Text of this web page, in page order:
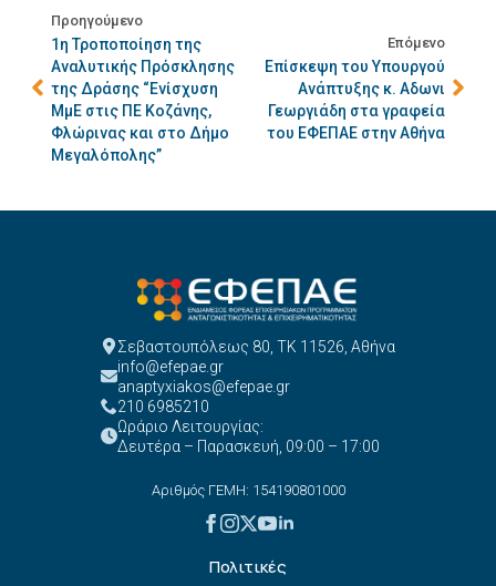
Προηγούμενο
1η Τροποποίηση της
Αναλυτικής Πρόσκλησης
της Δράσης “Ενίσχυση
ΜμΕ στις ΠΕ Κοζάνης,
Φλώρινας και στο Δήμο
Μεγαλόπολης”
Επόμενο
Επίσκεψη του Υπουργού
Ανάπτυξης κ. Αδωνι
Γεωργιάδη στα γραφεία
του ΕΦΕΠΑΕ στην Αθήνα
Σεβαστουπόλεως 80, ΤΚ 11526, Αθήνα
info@efepae.gr
anaptyxiakos@efepae.gr
210 6985210
Ωράριο Λειτουργίας:
Δευτέρα – Παρασκευή, 09:00 – 17:00
Αριθμός ΓΕΜΗ: 154190801000
Πολιτικές